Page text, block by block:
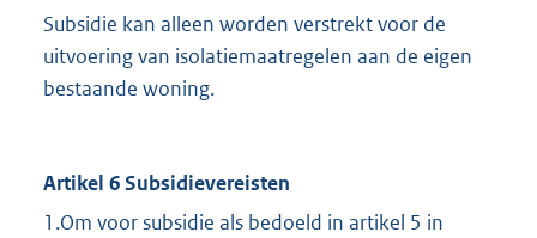
Subsidie kan alleen worden verstrekt voor de
uitvoering van isolatiemaatregelen aan de eigen
bestaande woning.
Artikel 6 Subsidievereisten
1.Om voor subsidie als bedoeld in artikel 5 in